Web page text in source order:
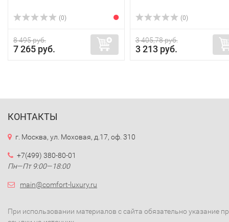
(0)
8 495 руб.
7 265 руб.
(0)
3 405,78 руб.
3 213 руб.
КОНТАКТЫ
г. Москва, ул. Моховая, д.17, оф. 310
+7(499) 380-80-01
Пн—Пт 9:00—18:00
main@comfort-luxury.ru
При использовании материалов с сайта обязательно указание